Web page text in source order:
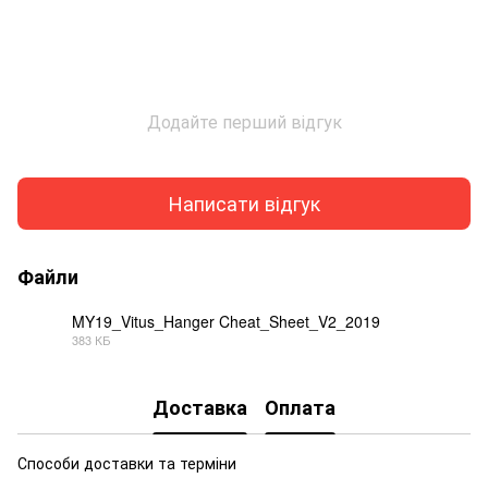
Додайте перший відгук
Написати відгук
Файли
MY19_Vitus_Hanger Cheat_Sheet_V2_2019
383 КБ
Доставка Оплата
Способи доставки та терміни